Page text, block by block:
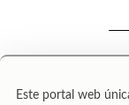
Este portal web